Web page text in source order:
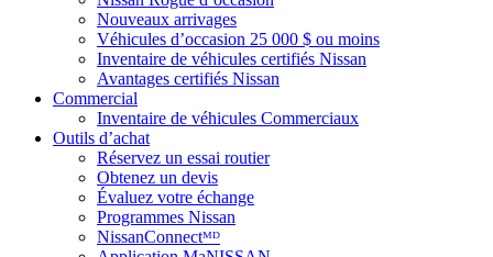
Nouveaux arrivages
Véhicules d’occasion 25 000 $ ou moins
Inventaire de véhicules certifiés Nissan
Avantages certifiés Nissan
Commercial
Inventaire de véhicules Commerciaux
Outils d’achat
Réservez un essai routier
Obtenez un devis
Évaluez votre échange
Programmes Nissan
NissanConnectᴹᴰ